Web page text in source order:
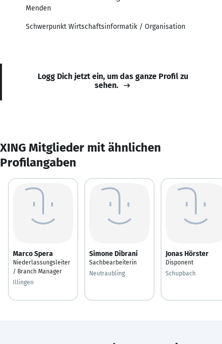
Menden
Schwerpunkt Wirtschaftsinformatik / Organisation
Logg Dich jetzt ein, um das ganze Profil zu
sehen.
XING Mitglieder mit ähnlichen
Profilangaben
Marco Spera
Niederlassungsleiter
/ Branch Manager
Illingen
Simone Dibrani
Sachbearbeiterin
Neutraubling
Jonas Hörster
Disponent
Schupbach